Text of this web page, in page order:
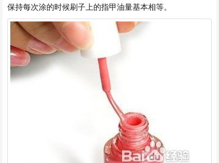
保持每次涂的时候刷子上的指甲油量基本相等。